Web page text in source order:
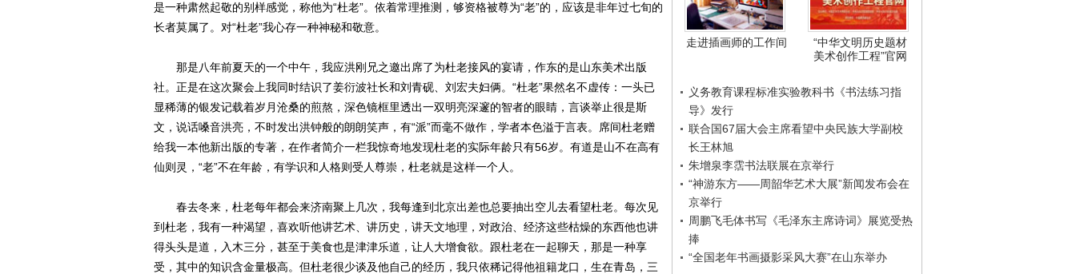
走进插画师的工作间
“中华文明历史题材
美术创作工程”官网
义务教育课程标准实验教科书《书法练习指
导》发行
联合国67届大会主席看望中央民族大学副校
长王林旭
朱增泉李霑书法联展在京举行
“神游东方——周韶华艺术大展”新闻发布会在
京举行
周鹏飞毛体书写《毛泽东主席诗词》展览受热
捧
“全国老年书画摄影采风大赛”在山东举办
是一种肃然起敬的别样感觉，称他为“杜老”。依着常理推测，够资格被尊为“老”的，应该是非年过七旬的
长者莫属了。对“杜老”我心存一种神秘和敬意。
那是八年前夏天的一个中午，我应洪刚兄之邀出席了为杜老接风的宴请，作东的是山东美术出版
社。正是在这次聚会上我同时结识了姜衍波社长和刘青砚、刘宏夫妇俩。“杜老”果然名不虚传：一头已
显稀薄的银发记载着岁月沧桑的煎熬，深色镜框里透出一双明亮深邃的智者的眼睛，言谈举止很是斯
文，说话嗓音洪亮，不时发出洪钟般的朗朗笑声，有“派”而毫不做作，学者本色溢于言表。席间杜老赠
给我一本他新出版的专著，在作者简介一栏我惊奇地发现杜老的实际年龄只有56岁。有道是山不在高有
仙则灵，“老”不在年龄，有学识和人格则受人尊崇，杜老就是这样一个人。
春去冬来，杜老每年都会来济南聚上几次，我每逢到北京出差也总要抽出空儿去看望杜老。每次见
到杜老，我有一种渴望，喜欢听他讲艺术、讲历史，讲天文地理，对政治、经济这些枯燥的东西他也讲
得头头是道，入木三分，甚至于美食也是津津乐道，让人大增食欲。跟杜老在一起聊天，那是一种享
受，其中的知识含金量极高。但杜老很少谈及他自己的经历，我只依稀记得他祖籍龙口，生在青岛，三